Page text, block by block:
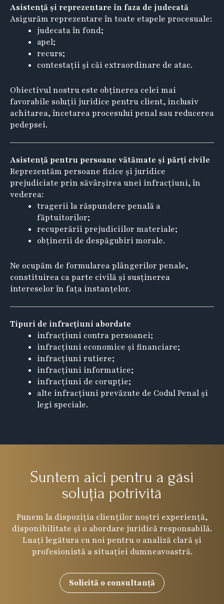
Asistență și reprezentare în faza de judecată
Asigurăm reprezentare în toate etapele procesuale:
judecata în fond;
apel;
recurs;
contestații și căi extraordinare de atac.
Obiectivul nostru este obținerea celei mai
favorabile soluții juridice pentru client, inclusiv
achitarea, încetarea procesului penal sau reducerea
pedepsei.
Asistență pentru persoane vătămate și părți civile
Reprezentăm persoane fizice și juridice
prejudiciate prin săvârșirea unei infracțiuni, în
vederea:
tragerii la răspundere penală a
făptuitorilor;
recuperării prejudiciilor materiale;
obținerii de despăgubiri morale.
Ne ocupăm de formularea plângerilor penale,
constituirea ca parte civilă și susținerea
intereselor în fața instanțelor.
Tipuri de infracțiuni abordate
infracțiuni contra persoanei;
infracțiuni economice și financiare;
infracțiuni rutiere;
infracțiuni informatice;
infracțiuni de corupție;
alte infracțiuni prevăzute de Codul Penal și
legi speciale.
Suntem aici pentru a găsi
soluția potrivită
Punem la dispoziția clienților noștri experiență,
disponibilitate și o abordare juridică responsabilă.
Luați legătura cu noi pentru o analiză clară și
profesionistă a situației dumneavoastră.
Solicită o consultanță